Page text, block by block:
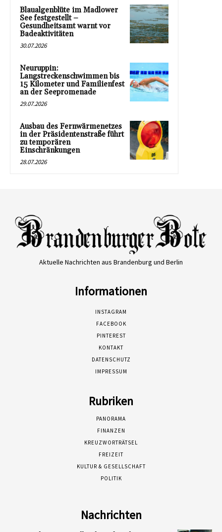
Blaualgenblüte im Madlower
See festgestellt –
Gesundheitsamt warnt vor
Badeaktivitäten
30.07.2026
Neuruppin:
Langstreckenschwimmen bis
15 Kilometer und Familienfest
an der Seepromenade
29.07.2026
Ausbau des Fernwärmenetzes
in der Präsidentenstraße führt
zu temporären
Einschränkungen
28.07.2026
Aktuelle Nachrichten aus Brandenburg und Berlin
Informationen
INSTAGRAM
FACEBOOK
PINTEREST
KONTAKT
DATENSCHUTZ
IMPRESSUM
Rubriken
PANORAMA
FINANZEN
KREUZWORTRÄTSEL
FREIZEIT
KULTUR & GESELLSCHAFT
POLITIK
Nachrichten